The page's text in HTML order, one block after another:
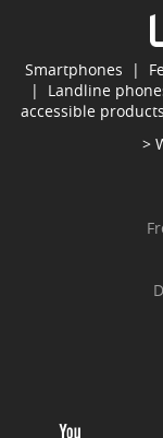
Smartphones |
| Landline
accessible
>